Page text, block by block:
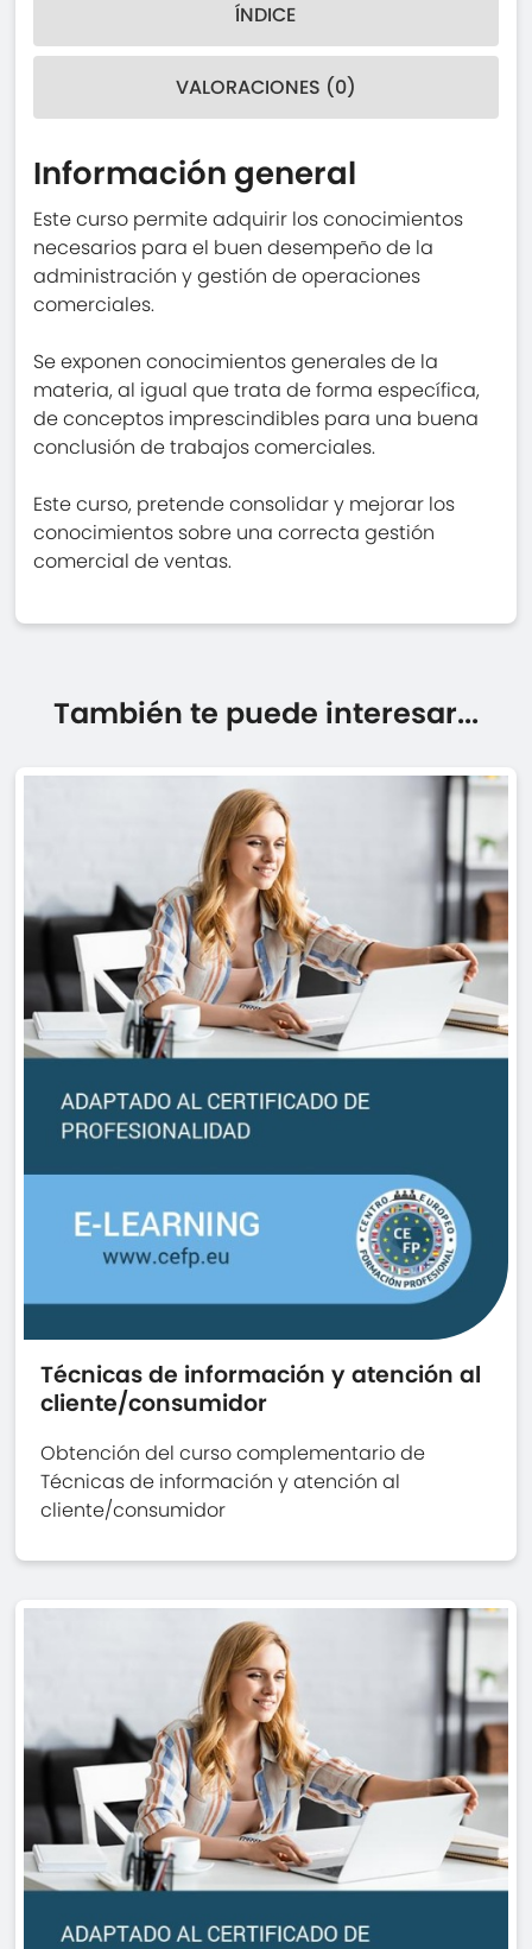
ÍNDICE
VALORACIONES (0)
Información general
Este curso permite adquirir los conocimientos
necesarios para el buen desempeño de la
administración y gestión de operaciones
comerciales.
Se exponen conocimientos generales de la
materia, al igual que trata de forma específica,
de conceptos imprescindibles para una buena
conclusión de trabajos comerciales.
Este curso, pretende consolidar y mejorar los
conocimientos sobre una correcta gestión
comercial de ventas.
También te puede interesar...
Técnicas de información y atención al
cliente/consumidor
Obtención del curso complementario de
Técnicas de información y atención al
cliente/consumidor